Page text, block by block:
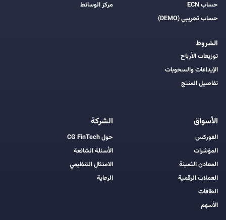
حساب ECN
حساب تجريبي (DEMO)
الشروط
توزيعات الأرباح
الإيداعات والسحوبات
تفاصيل المنتج
مركز الوسائط
الأسواق
الفوركس
المؤشرات
المعادن الثمينة
العملات الرقمية
الطاقات
الأسهم
الشركة
حول CG FinTech
الأسئلة الشائعة
الامتثال التنظيمي
الرعاية